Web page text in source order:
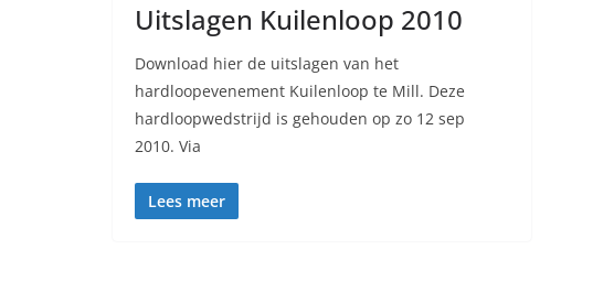
Uitslagen Kuilenloop 2010
Download hier de uitslagen van het
hardloopevenement Kuilenloop te Mill. Deze
hardloopwedstrijd is gehouden op zo 12 sep
2010. Via
Lees meer